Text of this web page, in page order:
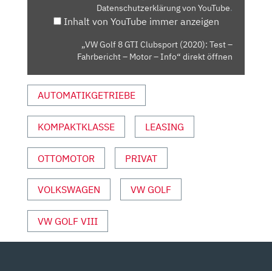
FAHRBERICHT
–
INFO“
YOUTUBE
ANZEIGEN
Datenschutzerklärung von YouTube.
Inhalt von YouTube immer anzeigen
„VW Golf 8 GTI Clubsport (2020): Test –
Fahrbericht – Motor – Info“ direkt öffnen
AUTOMATIKGETRIEBE
KOMPAKTKLASSE LEASING
OTTOMOTOR PRIVAT
VOLKSWAGEN VW GOLF
VW GOLF VIII